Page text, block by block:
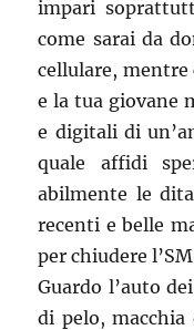
impari
come sarai da
cellulare,
e la tua giovane
e digitali di
quale affidi
abilmente le
recenti e belle
per chiudere
Guardo l’auto
di pelo,